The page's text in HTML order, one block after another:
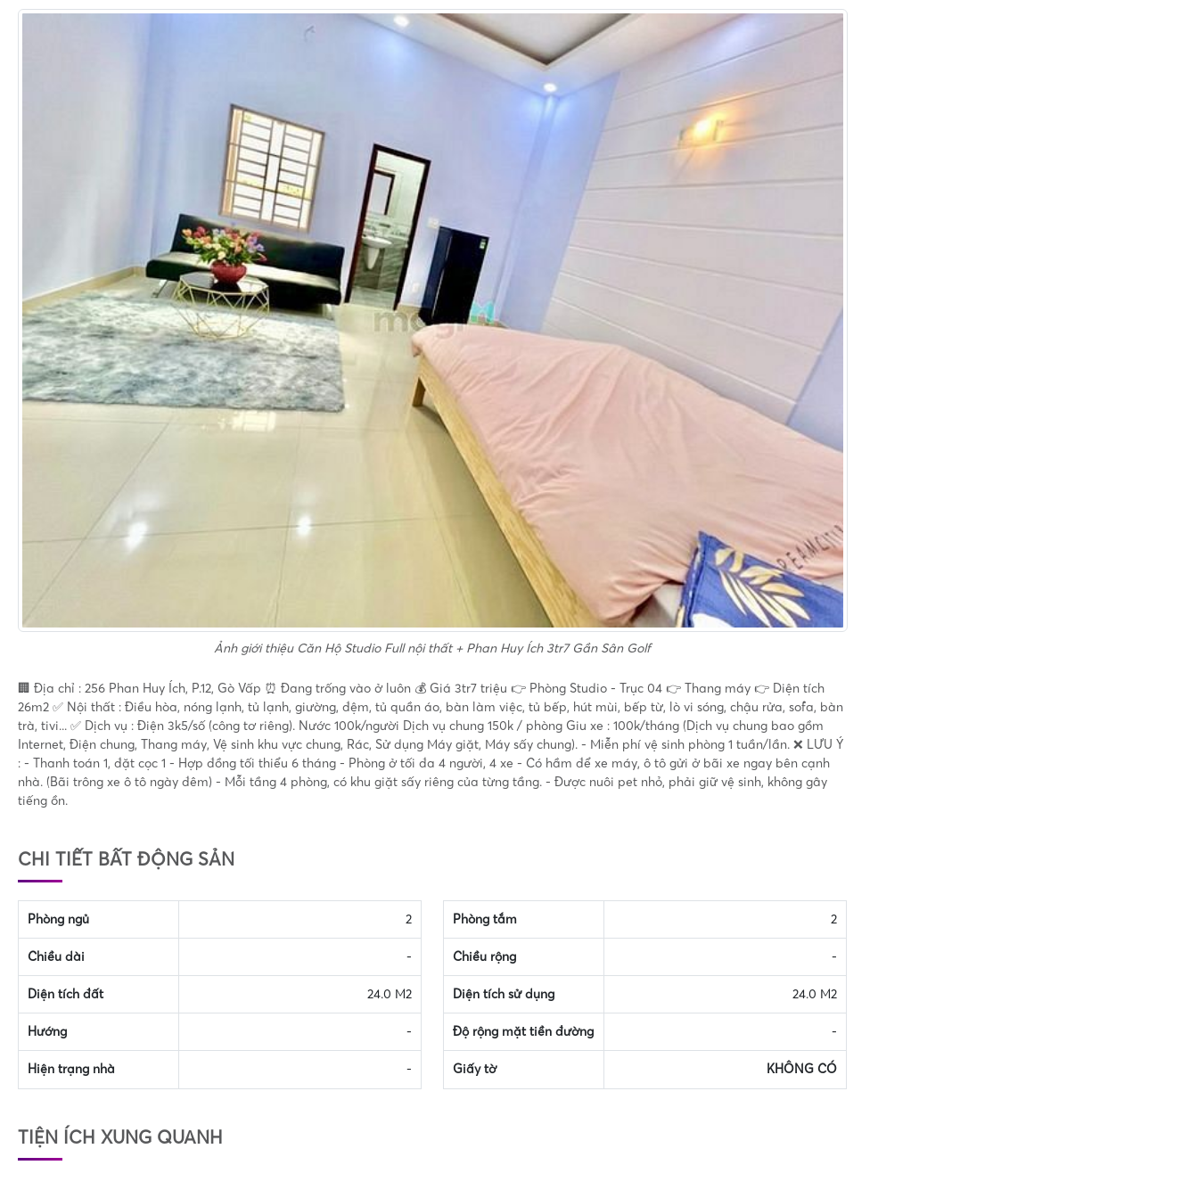
Ảnh giới thiệu Căn Hộ Studio Full nội thất + Phan Huy Ích 3tr7 Gần Sân Golf
🏢 Địa chỉ : 256 Phan Huy Ích, P.12, Gò Vấp ⏰ Đang trống vào ở luôn 💰 Giá 3tr7 triệu 👉 Phòng Studio - Trục 04 👉 Thang máy 👉 Diện tích
26m2 ✅ Nội thất : Điều hòa, nóng lạnh, tủ lạnh, giường, đệm, tủ quần áo, bàn làm việc, tủ bếp, hút mùi, bếp từ, lò vi sóng, chậu rửa, sofa, bàn
trà, tivi... ✅ Dịch vụ : Điện 3k5/số (công tơ riêng). Nước 100k/người Dịch vụ chung 150k / phòng Giu xe : 100k/tháng (Dịch vụ chung bao gồm
Internet, Điện chung, Thang máy, Vệ sinh khu vực chung, Rác, Sử dụng Máy giặt, Máy sấy chung). - Miễn phí vệ sinh phòng 1 tuần/lần. ❌ LƯU Ý
: - Thanh toán 1, đặt cọc 1 - Hợp đồng tối thiểu 6 tháng - Phòng ở tối đa 4 người, 4 xe - Có hầm để xe máy, ô tô gửi ở bãi xe ngay bên cạnh
nhà. (Bãi trông xe ô tô ngày đêm) - Mỗi tầng 4 phòng, có khu giặt sấy riêng của từng tầng. - Được nuôi pet nhỏ, phải giữ vệ sinh, không gây
tiếng ồn.
CHI TIẾT BẤT ĐỘNG SẢN
Phòng ngủ 2
Chiều dài -
Diện tích đất 24.0 M2
Hướng -
Hiện trạng nhà -
Phòng tắm 2
Chiều rộng -
Diện tích sử dụng 24.0 M2
Độ rộng mặt tiền đường -
Giấy tờ KHÔNG CÓ
TIỆN ÍCH XUNG QUANH